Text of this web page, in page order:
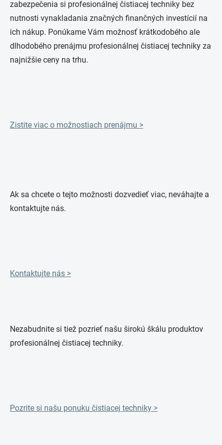
zabezpečenia si profesionálnej čistiacej techniky bez
nutnosti vynakladania značných finančných investícií na
ich nákup. Ponúkame Vám možnosť krátkodobého ale
dlhodobého prenájmu profesionálnej čistiacej techniky za
najnižšie ceny na trhu.
Zistite viac o možnostiach prenájmu >
Ak sa chcete o tejto možnosti dozvedieť viac, neváhajte a
kontaktujte nás.
Kontaktujte nás >
Nezabudnite si tiež pozrieť našu širokú škálu produktov
profesionálnej čistiacej techniky.
Pozrite si našu ponuku čistiacej techniky >